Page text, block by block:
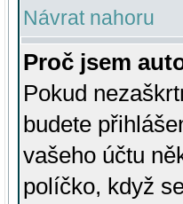
Návrat nahoru
Proč jsem
Pokud
budete
vašeho účtu
políčko, když